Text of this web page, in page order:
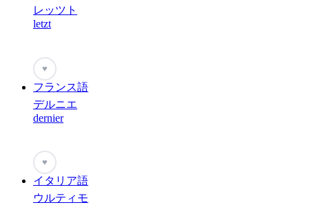
レッツト
letzt
♥
フランス語
デルニエ
dernier
♥
イタリア語
ウルティモ